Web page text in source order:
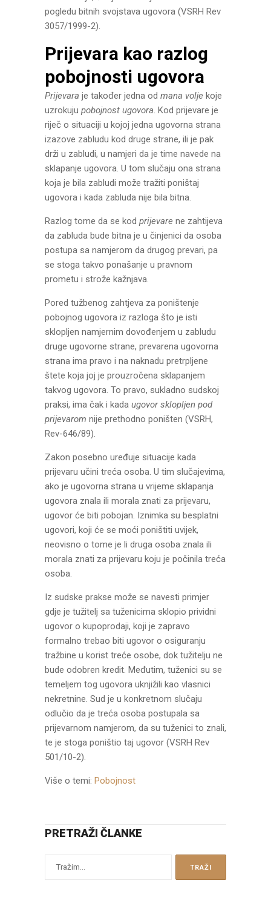
pogledu bitnih svojstava ugovora (VSRH Rev
3057/1999-2).
Prijevara kao razlog
pobojnosti ugovora
Prijevara je također jedna od mana volje koje
uzrokuju pobojnost ugovora. Kod prijevare je
riječ o situaciji u kojoj jedna ugovorna strana
izazove zabludu kod druge strane, ili je pak
drži u zabludi, u namjeri da je time navede na
sklapanje ugovora. U tom slučaju ona strana
koja je bila zabludi može tražiti poništaj
ugovora i kada zabluda nije bila bitna.
Razlog tome da se kod prijevare ne zahtijeva
da zabluda bude bitna je u činjenici da osoba
postupa sa namjerom da drugog prevari, pa
se stoga takvo ponašanje u pravnom
prometu i strože kažnjava.
Pored tužbenog zahtjeva za poništenje
pobojnog ugovora iz razloga što je isti
sklopljen namjernim dovođenjem u zabludu
druge ugovorne strane, prevarena ugovorna
strana ima pravo i na naknadu pretrpljene
štete koja joj je prouzročena sklapanjem
takvog ugovora. To pravo, sukladno sudskoj
praksi, ima čak i kada ugovor sklopljen pod
prijevarom nije prethodno poništen (VSRH,
Rev-646/89).
Zakon posebno uređuje situacije kada
prijevaru učini treća osoba. U tim slučajevima,
ako je ugovorna strana u vrijeme sklapanja
ugovora znala ili morala znati za prijevaru,
ugovor će biti pobojan. Iznimka su besplatni
ugovori, koji će se moći poništiti uvijek,
neovisno o tome je li druga osoba znala ili
morala znati za prijevaru koju je počinila treća
osoba.
Iz sudske prakse može se navesti primjer
gdje je tužitelj sa tuženicima sklopio prividni
ugovor o kupoprodaji, koji je zapravo
formalno trebao biti ugovor o osiguranju
tražbine u korist treće osobe, dok tužitelju ne
bude odobren kredit. Međutim, tuženici su se
temeljem tog ugovora uknjižili kao vlasnici
nekretnine. Sud je u konkretnom slučaju
odlučio da je treća osoba postupala sa
prijevarnom namjerom, da su tuženici to znali,
te je stoga poništio taj ugovor (VSRH Rev
501/10-2).
Više o temi: Pobojnost
PRETRAŽI ČLANKE